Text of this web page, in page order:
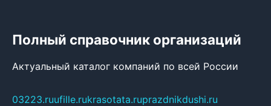
Полный справочник организаций
Актуальный каталог компаний по всей России
03223.ruufille.rukrasotata.ruprazdnikdushi.ru